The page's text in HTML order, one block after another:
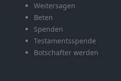
Weitersagen
Beten
Spenden
Testamentsspende
Botschafter werden